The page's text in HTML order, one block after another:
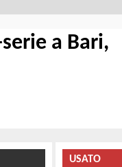
serie a Bari,
USATO